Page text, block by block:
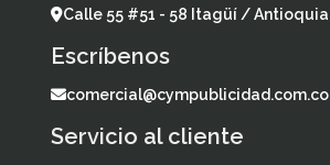
Calle 55 #51 - 58 Itagüí / Antioquia
Escríbenos
comercial@cympublicidad.com.co
Servicio al cliente